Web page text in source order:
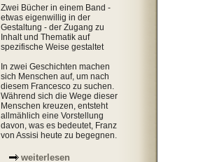
Zwei Bücher in einem Band -
etwas eigenwillig in der
Gestaltung - der Zugang zu
Inhalt und Thematik auf
spezifische Weise gestaltet
In zwei Geschichten machen
sich Menschen auf, um nach
diesem Francesco zu suchen.
Während sich die Wege dieser
Menschen kreuzen, entsteht
allmählich eine Vorstellung
davon, was es bedeutet, Franz
von Assisi heute zu begegnen.
weiterlesen